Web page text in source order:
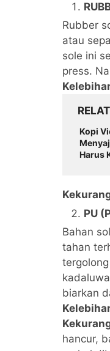
Rubber
atau
sole ini
press.
Kopi
Harus
PU
Bahan
tahan
biarkan
hancur,